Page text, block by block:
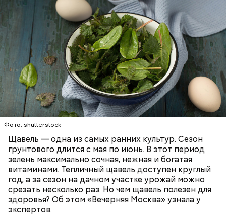
Фото: shutterstock
Щавель — одна из самых ранних культур. Сезон
грунтового длится с мая по июнь. В этот период
зелень максимально сочная, нежная и богатая
витаминами. Тепличный щавель доступен круглый
год, а за сезон на дачном участке урожай можно
срезать несколько раз. Но чем щавель полезен для
здоровья? Об этом «Вечерняя Москва» узнала у
экспертов.
Опасность же щавеля состоит в том, что он
содержит большое количество щавелевой кислоты,
которая может способствовать образованию
ЗДОРОВЬЕ ВРАЧИ
РАСТЕНИЯ
ПРОДУКТЫ